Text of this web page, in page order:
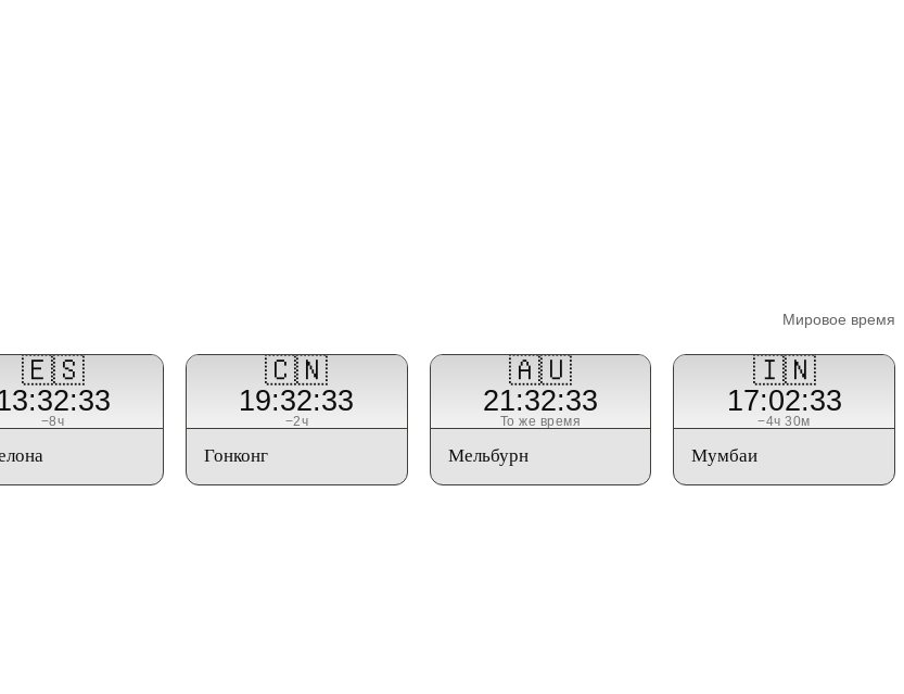
Мировое время
🇪🇸
−8ч
🇨🇳
19:32:33
−2ч
Гонконг
🇦🇺
21:32:33
То же время
Мельбурн
🇮🇳
17:02:33
−4ч 30м
Мумбаи